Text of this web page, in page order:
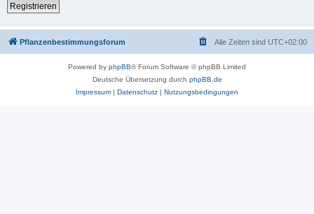
Registrieren
Pflanzenbestimmungsforum Alle Zeiten sind UTC+02:00
Powered by phpBB® Forum Software © phpBB Limited
Deutsche Übersetzung durch phpBB.de
Impressum | Datenschutz | Nutzungsbedingungen